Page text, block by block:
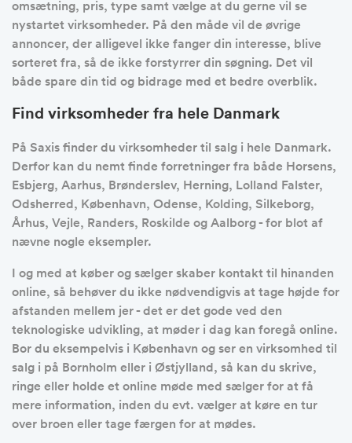
omsætning, pris, type samt vælge at du gerne vil se
nystartet virksomheder. På den måde vil de øvrige
annoncer, der alligevel ikke fanger din interesse, blive
sorteret fra, så de ikke forstyrrer din søgning. Det vil
både spare din tid og bidrage med et bedre overblik.
Find virksomheder fra hele Danmark
På Saxis finder du virksomheder til salg i hele Danmark.
Derfor kan du nemt finde forretninger fra både Horsens,
Esbjerg, Aarhus, Brønderslev, Herning, Lolland Falster,
Odsherred, København, Odense, Kolding, Silkeborg,
Århus, Vejle, Randers, Roskilde og Aalborg - for blot af
nævne nogle eksempler.
I og med at køber og sælger skaber kontakt til hinanden
online, så behøver du ikke nødvendigvis at tage højde for
afstanden mellem jer - det er det gode ved den
teknologiske udvikling, at møder i dag kan foregå online.
Bor du eksempelvis i København og ser en virksomhed til
salg i på Bornholm eller i Østjylland, så kan du skrive,
ringe eller holde et online møde med sælger for at få
mere information, inden du evt. vælger at køre en tur
over broen eller tage færgen for at mødes.